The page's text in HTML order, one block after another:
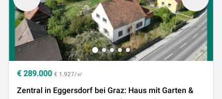
€ 289.000 € 1.927/㎡
Zentral in Eggersdorf bei Graz: Haus mit Garten &